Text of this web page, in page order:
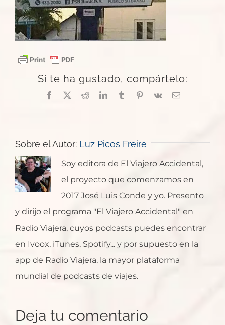
Si te ha gustado, compártelo:
Facebook
X RedditLinkedInTumblrPinterest
Vk
Correo
Sobre el Autor: Luz Picos Freire
Soy editora de El Viajero Accidental,
el proyecto que comenzamos en
2017 José Luis Conde y yo. Presento
y dirijo el programa "El Viajero Accidental" en
Radio Viajera, cuyos podcasts puedes encontrar
en Ivoox, iTunes, Spotify... y por supuesto en la
app de Radio Viajera, la mayor plataforma
mundial de podcasts de viajes.
Deja tu comentario